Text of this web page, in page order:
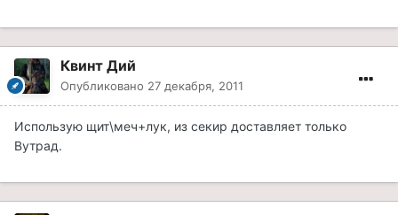
Квинт Дий
Опубликовано 27 декабря, 2011
Использую щит\меч+лук, из секир доставляет только
Вутрад.